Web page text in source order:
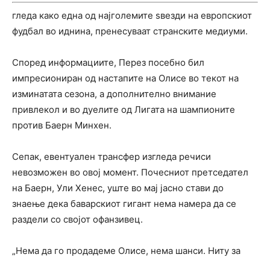
гледа како една од најголемите ѕвезди на европскиот
фудбал во иднина, пренесуваат странските медиуми.
Според информациите, Перез посебно бил
импресиониран од настапите на Олисе во текот на
изминатата сезона, а дополнително внимание
привлекол и во дуелите од Лигата на шампионите
против Баерн Минхен.
Сепак, евентуален трансфер изгледа речиси
невозможен во овој момент. Почесниот претседател
на Баерн, Ули Хенес, уште во мај јасно стави до
знаење дека баварскиот гигант нема намера да се
раздели со својот офанзивец.
„Нема да го продадеме Олисе, нема шанси. Ниту за